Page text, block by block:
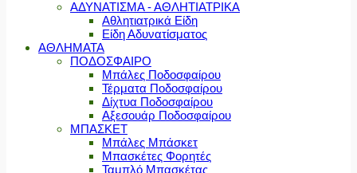
ΑΔΥΝΑΤΙΣΜΑ - ΑΘΛΗΤΙΑΤΡΙΚΑ
Αθλητιατρικά Είδη
Είδη Αδυνατίσματος
ΑΘΛΗΜΑΤΑ
ΠΟΔΟΣΦΑΙΡΟ
Μπάλες Ποδοσφαίρου
Τέρματα Ποδοσφαίρου
Δίχτυα Ποδοσφαίρου
Αξεσουάρ Ποδοσφαίρου
ΜΠΑΣΚΕΤ
Μπάλες Μπάσκετ
Μπασκέτες Φορητές
Ταμπλό Μπασκέτας